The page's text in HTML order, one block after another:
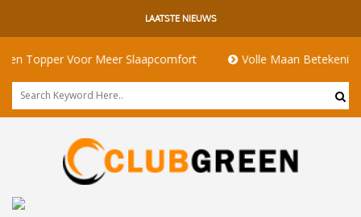
LAATSTE NIEUWS
Meer Slaapcomfort Volle Maan Betekenis: Energie,